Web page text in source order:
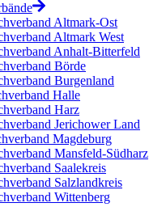
Altmark-Ost
Altmark West
Anhalt-Bitterfeld
Börde
Burgenland
Halle
Harz
Jerichower Land
Magdeburg
Mansfeld-Südharz
Saalekreis
Salzlandkreis
Wittenberg